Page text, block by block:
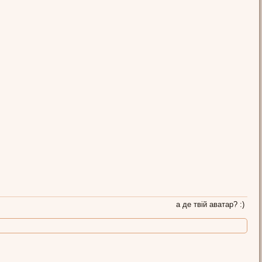
а де твій аватар? :)